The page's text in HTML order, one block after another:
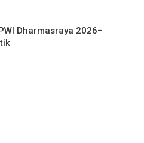
Dharmasraya 2026–